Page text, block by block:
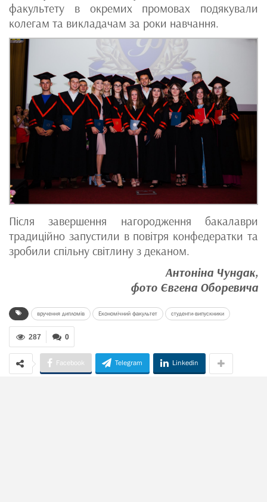
факультету в окремих промовах подякували
колегам та викладачам за роки навчання.
Після завершення нагородження бакалаври
традиційно запустили в повітря конфедератки та
зробили спільну світлину з деканом.
Антоніна Чундак,
фото Євгена Оборевича
вручення дипломів Економічний факультет студенти-випускники
0
287
Facebook Telegram Linkedin